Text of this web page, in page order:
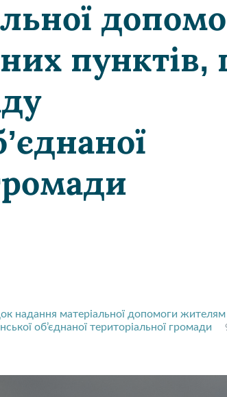
пунктів,
надання матеріальної допомоги жителям
об’єднаної територіальної громади